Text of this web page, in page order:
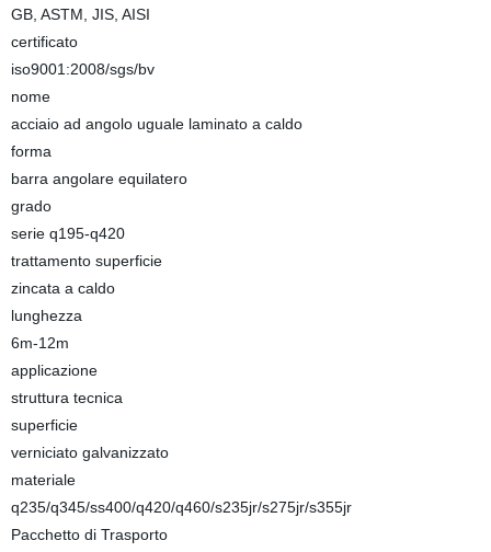
GB, ASTM, JIS, AISI
certificato
iso9001:2008/sgs/bv
nome
acciaio ad angolo uguale laminato a caldo
forma
barra angolare equilatero
grado
serie q195-q420
trattamento superficie
zincata a caldo
lunghezza
6m-12m
applicazione
struttura tecnica
superficie
verniciato galvanizzato
materiale
q235/q345/ss400/q420/q460/s235jr/s275jr/s355jr
Pacchetto di Trasporto